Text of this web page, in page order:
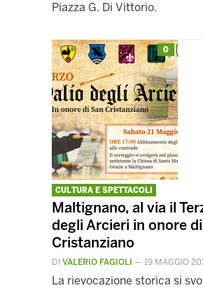
Piazza G. Di Vittorio.
0
CULTURA E SPETTACOLI
Maltignano, al via il
degli Arcieri in onore
Cristanziano
DI VALERIO FAGIOLI — 19 MAGGIO
La rievocazione storica si